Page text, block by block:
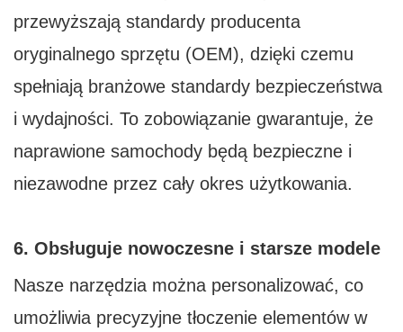
przewyższają standardy producenta
oryginalnego sprzętu (OEM), dzięki czemu
spełniają branżowe standardy bezpieczeństwa
i wydajności. To zobowiązanie gwarantuje, że
naprawione samochody będą bezpieczne i
niezawodne przez cały okres użytkowania.
6. Obsługuje nowoczesne i starsze modele
Nasze narzędzia można personalizować, co
umożliwia precyzyjne tłoczenie elementów w